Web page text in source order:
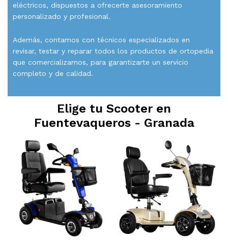
eléctricos, dispuestos a ofrecerte asesoramiento
personalizado y profesional.
Además, contamos con técnicos especializados en
revisar, testar y reparar todos los productos de ortopedia
que comercializamos, para garantizarte un servicio
completo y de calidad.
Elige tu Scooter en
Fuentevaqueros - Granada